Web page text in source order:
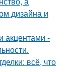
дизайна и
акцентами -
всё, что